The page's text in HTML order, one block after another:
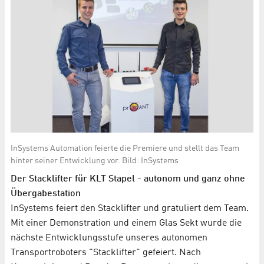
InSystems Automation feierte die Premiere und stellt das Team
hinter seiner Entwicklung vor. Bild: InSystems
Der Stacklifter für KLT Stapel - autonom und ganz ohne
Übergabestation
InSystems feiert den Stacklifter und gratuliert dem Team.
Mit einer Demonstration und einem Glas Sekt wurde die
nächste Entwicklungsstufe unseres autonomen
Transportroboters "Stacklifter" gefeiert. Nach